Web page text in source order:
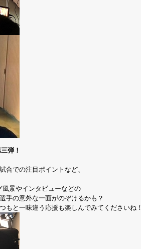
弾！
合での注目ポイントなど、
景やインタビューなどの
手の意外な一面がのぞけるかも？
もと一味違う応援も楽しんでみてくださいね！